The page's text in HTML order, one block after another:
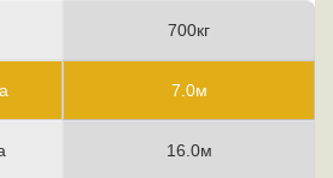
700кг
7.0м
16.0м